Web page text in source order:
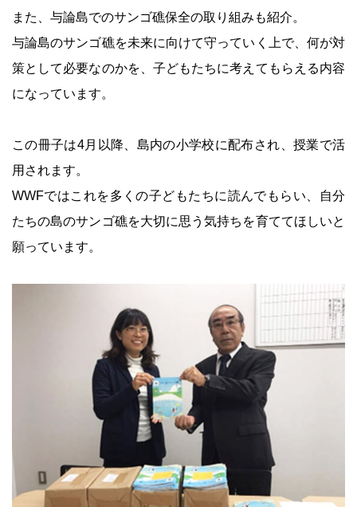
また、与論島でのサンゴ礁保全の取り組みも紹介。
与論島のサンゴ礁を未来に向けて守っていく上で、何が対
策として必要なのかを、子どもたちに考えてもらえる内容
になっています。
この冊子は4月以降、島内の小学校に配布され、授業で活
用されます。
WWFではこれを多くの子どもたちに読んでもらい、自分
たちの島のサンゴ礁を大切に思う気持ちを育ててほしいと
願っています。